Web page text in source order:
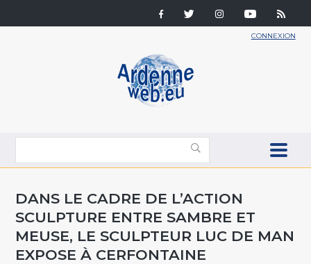
CONNEXION
DANS LE CADRE DE L’ACTION
SCULPTURE ENTRE SAMBRE ET
MEUSE, LE SCULPTEUR LUC DE MAN
EXPOSE À CERFONTAINE